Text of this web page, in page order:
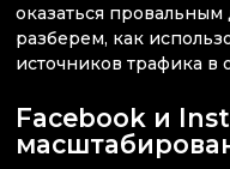
оказаться провальным
разберем, как
источников трафика в
Facebook и